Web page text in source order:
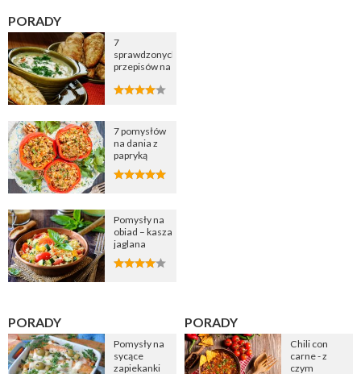
PORADY
7
sprawdzonych
przepisów na
cebulową
7 pomysłów
na dania z
papryką
Pomysły na
obiad – kasza
jaglana
PORADY
Pomysły na
sycące
zapiekanki
PORADY
Chili con
carne - z
czym